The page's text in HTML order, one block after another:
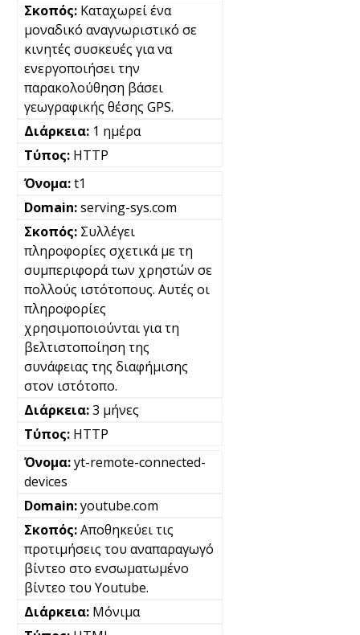
Καταχωρεί ένα
μοναδικό αναγνωριστικό σε
κινητές συσκευές για να
ενεργοποιήσει την
παρακολούθηση βάσει
γεωγραφικής θέσης GPS.
1 ημέρα
HTTP
t1
serving-sys.com
Συλλέγει
πληροφορίες σχετικά με τη
συμπεριφορά των χρηστών σε
πολλούς ιστότοπους. Αυτές οι
πληροφορίες
χρησιμοποιούνται για τη
βελτιστοποίηση της
συνάφειας της διαφήμισης
στον ιστότοπο.
3 μήνες
HTTP
yt-remote-connected-
devices
youtube.com
Αποθηκεύει τις
προτιμήσεις του αναπαραγωγό
βίντεο στο ενσωματωμένο
βίντεο του Youtube.
Μόνιμα